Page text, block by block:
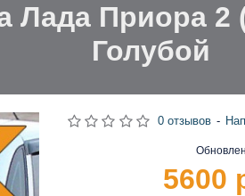
Лада Приора 2
Голубой
0 отзывов -
5600